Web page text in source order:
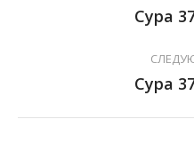
Сура
Сура